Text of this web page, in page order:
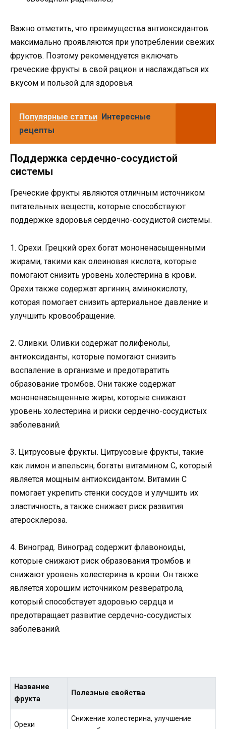
Важно отметить, что преимущества антиоксидантов
максимально проявляются при употреблении свежих
фруктов. Поэтому рекомендуется включать
греческие фрукты в свой рацион и наслаждаться их
вкусом и пользой для здоровья.
Популярные статьи Интересные
рецепты
Поддержка сердечно-сосудистой
системы
Греческие фрукты являются отличным источником
питательных веществ, которые способствуют
поддержке здоровья сердечно-сосудистой системы.
1. Орехи. Грецкий орех богат мононенасыщенными
жирами, такими как олеиновая кислота, которые
помогают снизить уровень холестерина в крови.
Орехи также содержат аргинин, аминокислоту,
которая помогает снизить артериальное давление и
улучшить кровообращение.
2. Оливки. Оливки содержат полифенолы,
антиоксиданты, которые помогают снизить
воспаление в организме и предотвратить
образование тромбов. Они также содержат
мононенасыщенные жиры, которые снижают
уровень холестерина и риски сердечно-сосудистых
заболеваний.
3. Цитрусовые фрукты. Цитрусовые фрукты, такие
как лимон и апельсин, богаты витамином C, который
является мощным антиоксидантом. Витамин C
помогает укрепить стенки сосудов и улучшить их
эластичность, а также снижает риск развития
атеросклероза.
4. Виноград. Виноград содержит флавоноиды,
которые снижают риск образования тромбов и
снижают уровень холестерина в крови. Он также
является хорошим источником резвератрола,
который способствует здоровью сердца и
предотвращает развитие сердечно-сосудистых
заболеваний.
Название
фрукта
Полезные свойства
Орехи
Снижение холестерина, улучшение